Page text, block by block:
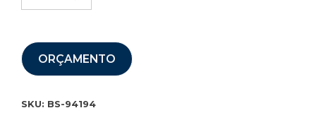
ORÇAMENTO
SKU: BS-94194